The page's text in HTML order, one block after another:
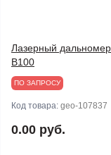
Лазерный
B100
ПО ЗАПРОСУ
Код товара: geo-107837
0.00 руб.